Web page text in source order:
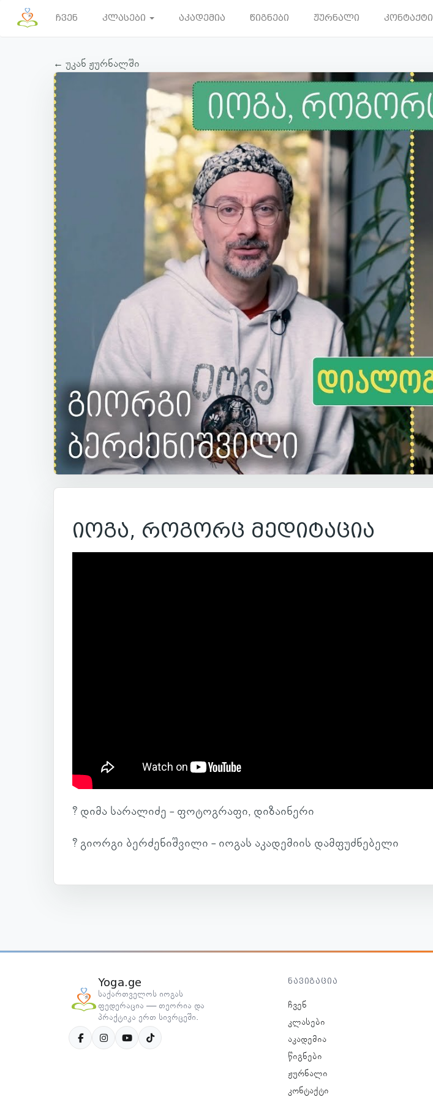
ჩვენ კლასები აკადემია წიგნები ჟურნალი კონტაქტი
← უკან ჟურნალში
იოგა, როგორც მედიტაცია
? დიმა სა­რა­ლიძე - ფო­ტოგ­რაფი, დი­ზა­ი­ნერი
? გი­ორგი ბერ­ძე­ნიშ­ვილი - იოგას აკა­დე­მიის დამ­ფუძ­ნე­ბელი
Yoga.ge
საქართველოს იოგას
ფედერაცია — თეორია და
პრაქტიკა ერთ სივრცეში.
ნავიგაცია
ჩვენ
კლასები
აკადემია
წიგნები
ჟურნალი
კონტაქტი